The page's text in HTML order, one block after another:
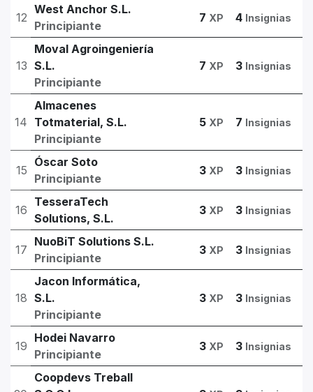
12
West Anchor S.L.
Principiante
7 XP 4 Insignias
13
Moval Agroingeniería
S.L.
Principiante
7 XP 3 Insignias
14
Almacenes
Totmaterial, S.L.
Principiante
5 XP 7 Insignias
15
Óscar Soto
Principiante
3 XP 3 Insignias
16
TesseraTech
Solutions, S.L.
3 XP 3 Insignias
17
NuoBiT Solutions S.L.
Principiante
3 XP 3 Insignias
18
Jacon Informática,
S.L.
Principiante
3 XP 3 Insignias
19
Hodei Navarro
Principiante
3 XP 3 Insignias
Coopdevs Treball